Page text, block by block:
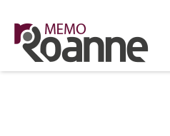
En poursuivant votre
les fonctionnalités de